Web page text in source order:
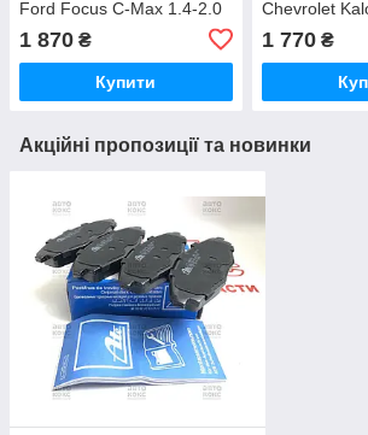
Ford Focus C-Max 1.4-2.0
1 870 ₴
Купити
Chevrolet
1 770₴
Акційні пропозиції та новинки